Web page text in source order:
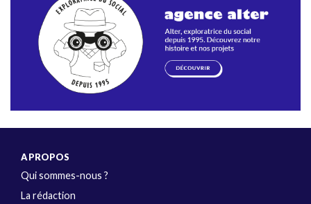
A PROPOS
Qui sommes-nous ?
La rédaction